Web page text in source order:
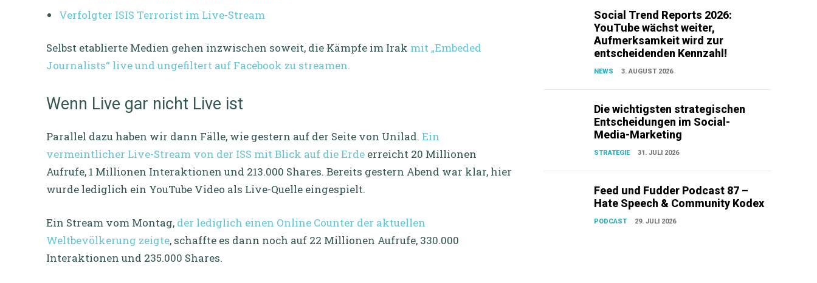
Verfolgter ISIS Terrorist im Live-Stream
Selbst etablierte Medien gehen inzwischen soweit, die Kämpfe im Irak mit „Embeded
Journalists“ live und ungefiltert auf Facebook zu streamen.
Wenn Live gar nicht Live ist
Parallel dazu haben wir dann Fälle, wie gestern auf der Seite von Unilad. Ein
vermeintlicher Live-Stream von der ISS mit Blick auf die Erde erreicht 20 Millionen
Aufrufe, 1 Millionen Interaktionen und 213.000 Shares. Bereits gestern Abend war klar, hier
wurde lediglich ein YouTube Video als Live-Quelle eingespielt.
Ein Stream vom Montag, der lediglich einen Online Counter der aktuellen
Weltbevölkerung zeigte, schaffte es dann noch auf 22 Millionen Aufrufe, 330.000
Interaktionen und 235.000 Shares.
Social Trend Reports 2026:
YouTube wächst weiter,
Aufmerksamkeit wird zur
entscheidenden Kennzahl!
NEWS 3. AUGUST 2026
Die wichtigsten strategischen
Entscheidungen im Social-
Media-Marketing
STRATEGIE 31. JULI 2026
Feed und Fudder Podcast 87 –
Hate Speech & Community Kodex
PODCAST 29. JULI 2026